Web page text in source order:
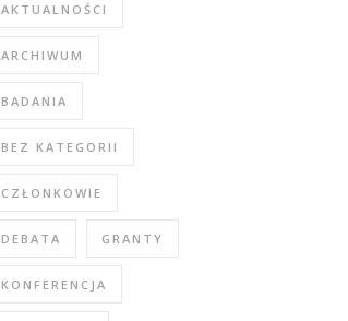
AKTUALNOŚCI
ARCHIWUM
BADANIA
BEZ KATEGORII
CZŁONKOWIE
DEBATA GRANTY
KONFERENCJA